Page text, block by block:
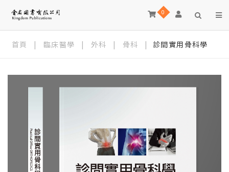
0
首頁 | 臨床醫學 | 外科 | 骨科 | 診間實用骨科學